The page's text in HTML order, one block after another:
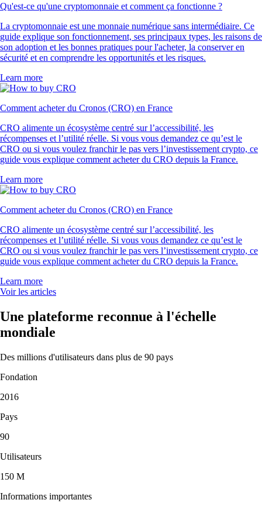
Qu'est-ce qu'une cryptomonnaie et comment ça fonctionne ?
La cryptomonnaie est une monnaie numérique sans intermédiaire. Ce
guide explique son fonctionnement, ses principaux types, les raisons de
son adoption et les bonnes pratiques pour l'acheter, la conserver en
sécurité et en comprendre les opportunités et les risques.
Learn more
Comment acheter du Cronos (CRO) en France
CRO alimente un écosystème centré sur l’accessibilité, les
récompenses et l’utilité réelle. Si vous vous demandez ce qu’est le
CRO ou si vous voulez franchir le pas vers l’investissement crypto, ce
guide vous explique comment acheter du CRO depuis la France.
Learn more
Comment acheter du Cronos (CRO) en France
CRO alimente un écosystème centré sur l’accessibilité, les
récompenses et l’utilité réelle. Si vous vous demandez ce qu’est le
CRO ou si vous voulez franchir le pas vers l’investissement crypto, ce
guide vous explique comment acheter du CRO depuis la France.
Learn more
Voir les articles
Une plateforme reconnue à l'échelle
mondiale
Des millions d'utilisateurs dans plus de 90 pays
Fondation
2016
Pays
90
Utilisateurs
150 M
Informations importantes